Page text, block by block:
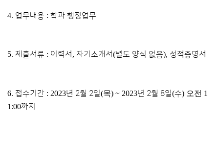
4. 업무내용 : 학과 행정업무
5. 제출서류 : 이력서 , 자기소개서(별도 양식 없음), 성적증명서
6. 접수기간 : 2023년 2월 2일(목) ~ 2023년 2월 8일(수) 오전 1
1:00까지